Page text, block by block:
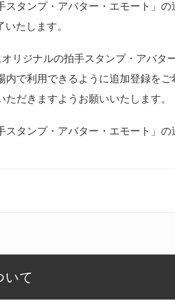
スタンプ・アバター・エモート」の
たします。
リジナルの拍手スタンプ・アバタ
内で利用できるように追加登録をご
ただきますようお願いいたします。
スタンプ・アバター・エモート」の
いて